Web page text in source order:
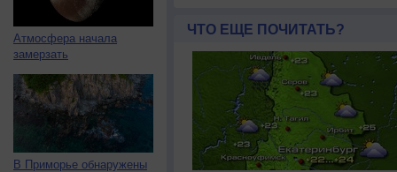
Атмосфера начала
замерзать
В Приморье обнаружены
ЧТО ЕЩЕ ПОЧИТАТЬ?